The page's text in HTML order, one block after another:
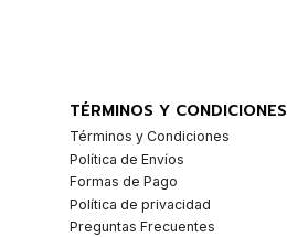
TÉRMINOS Y CONDICIONES
Términos y Condiciones
Política de Envíos
Formas de Pago
Política de privacidad
Preguntas Frecuentes